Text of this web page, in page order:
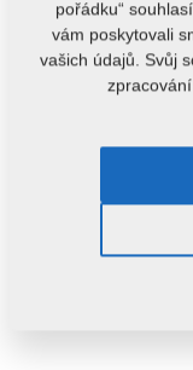
pořádku“
vám poskytovali
vašich údajů. Svůj